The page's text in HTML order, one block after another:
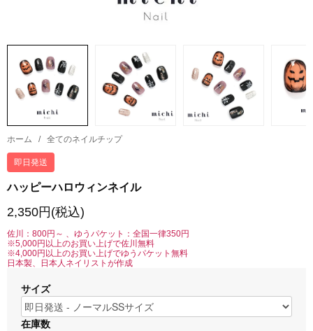
ホーム / 全てのネイルチップ
即日発送
ハッピーハロウィンネイル
2,350円(税込)
佐川：800円～ 、ゆうパケット：全国一律350円
※5,000円以上のお買い上げで佐川無料
※4,000円以上のお買い上げでゆうパケット無料
日本製、日本人ネイリストが作成
サイズ
在庫数